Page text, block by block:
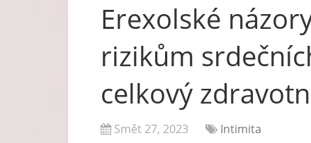
Erexolské
rizikům
celkový
Smět 27, 2023
Intimita